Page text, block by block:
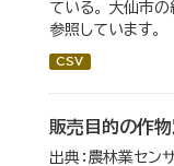
ている。 大仙市
参照しています。
CSV
販売目的の作物
出典：農林業セン